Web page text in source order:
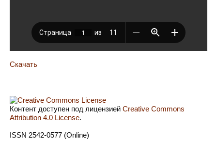
Скачать
Контент доступен под лицензией Creative Commons
Attribution 4.0 License.
ISSN 2542-0577 (Online)